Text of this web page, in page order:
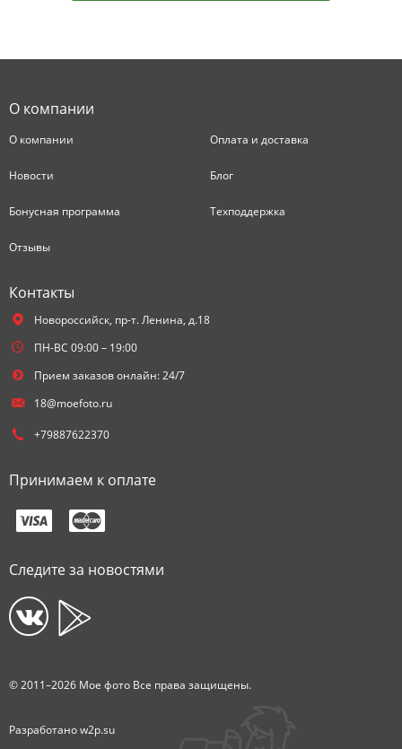
О компании
О компании Оплата и доставка
Новости Блог
Бонусная программа Техподдержка
Отзывы
Контакты
Новороссийск, пр-т. Ленина, д.18
ПН-ВС 09:00 – 19:00
Прием заказов онлайн: 24/7
18@moefoto.ru
+79887622370
Принимаем к оплате
Следите за новостями
© 2011–2026 Мое фото Все права защищены.
Разработаноw2p.su